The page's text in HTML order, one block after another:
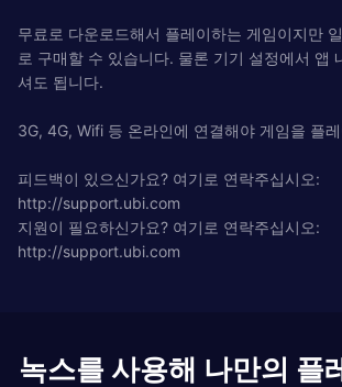
무료로 다운로드해서 플레이하는 게임이지만
로 구매할 수 있습니다. 물론 기기 설정에서 앱
셔도 됩니다.
3G, 4G, Wifi 등 온라인에 연결해야 게임을 플
피드백이 있으신가요? 여기로 연락주십시오:
http://support.ubi.com
지원이 필요하신가요? 여기로 연락주십시오:
http://support.ubi.com
녹스를 사용해 나만의 플